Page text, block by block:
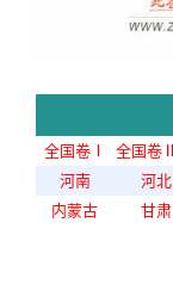
全国卷Ⅰ 全国卷Ⅱ
河南
河北
内蒙古
甘肃